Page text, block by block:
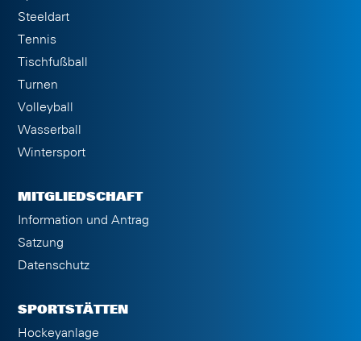
Steeldart
Tennis
Tischfußball
Turnen
Volleyball
Wasserball
Wintersport
MITGLIEDSCHAFT
Information und Antrag
Satzung
Datenschutz
SPORTSTÄTTEN
Hockeyanlage